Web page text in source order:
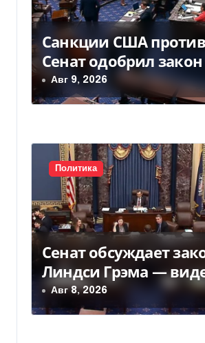
Санкции США
Сенат одобрил
— Фокус
Авг 9, 2026
Политика
Сенат обсуждает
Линдси Грэма —
Авг 8, 2026